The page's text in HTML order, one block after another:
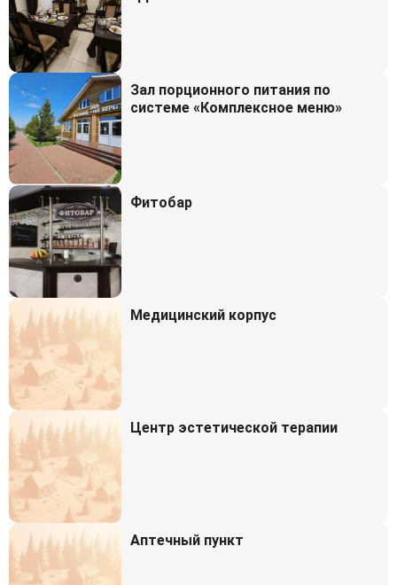
Зал порционного питания по
системе «Комплексное меню»
Фитобар
Медицинский корпус
Центр эстетической терапии
Аптечный пункт